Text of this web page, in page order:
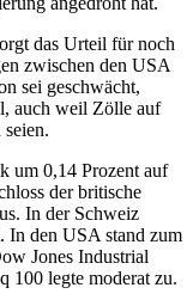
das Urteil für noch
zwischen den USA
sei geschwächt,
auch weil Zölle auf
um 0,14 Prozent auf
der britische
In der Schweiz
In den USA stand zum
Jones Industrial
100 legte moderat zu.